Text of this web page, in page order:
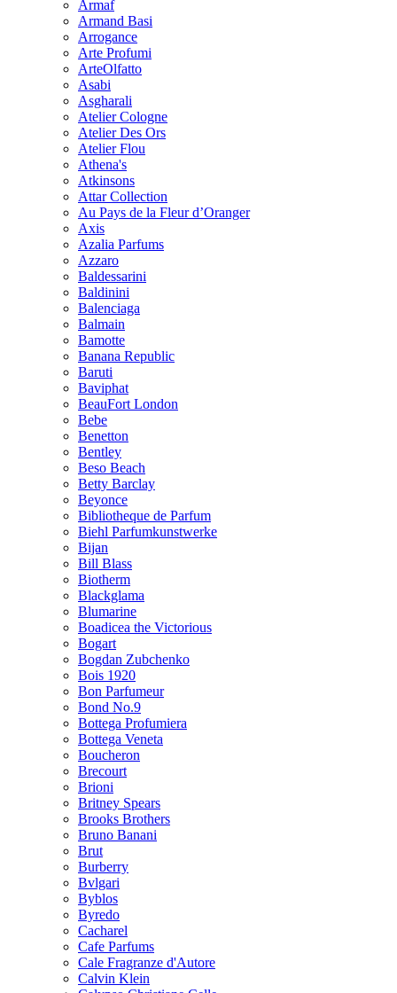
Armaf
Armand Basi
Arrogance
Arte Profumi
ArteOlfatto
Asabi
Asgharali
Atelier Cologne
Atelier Des Ors
Atelier Flou
Athena's
Atkinsons
Attar Collection
Au Pays de la Fleur d’Oranger
Axis
Azalia Parfums
Azzaro
Baldessarini
Baldinini
Balenciaga
Balmain
Bamotte
Banana Republic
Baruti
Baviphat
BeauFort London
Bebe
Benetton
Bentley
Beso Beach
Betty Barclay
Beyonce
Bibliotheque de Parfum
Biehl Parfumkunstwerke
Bijan
Bill Blass
Biotherm
Blackglama
Blumarine
Boadicea the Victorious
Bogart
Bogdan Zubchenko
Bois 1920
Bon Parfumeur
Bond No.9
Bottega Profumiera
Bottega Veneta
Boucheron
Brecourt
Brioni
Britney Spears
Brooks Brothers
Bruno Banani
Brut
Burberry
Bvlgari
Byblos
Byredo
Cacharel
Cafe Parfums
Cale Fragranze d'Autore
Calvin Klein